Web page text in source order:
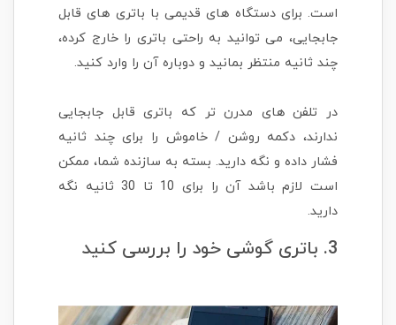
است. برای دستگاه های قدیمی با باتری های قابل
جابجایی، می توانید به راحتی باتری را خارج کرده،
چند ثانیه منتظر بمانید و دوباره آن را وارد کنید.
در تلفن های مدرن تر که باتری قابل جابجایی
ندارند، دکمه روشن / خاموش را برای چند ثانیه
فشار داده و نگه دارید. بسته به سازنده شما، ممکن
است لازم باشد آن را برای 10 تا 30 ثانیه نگه
دارید.
3. باتری گوشی خود را بررسی کنید